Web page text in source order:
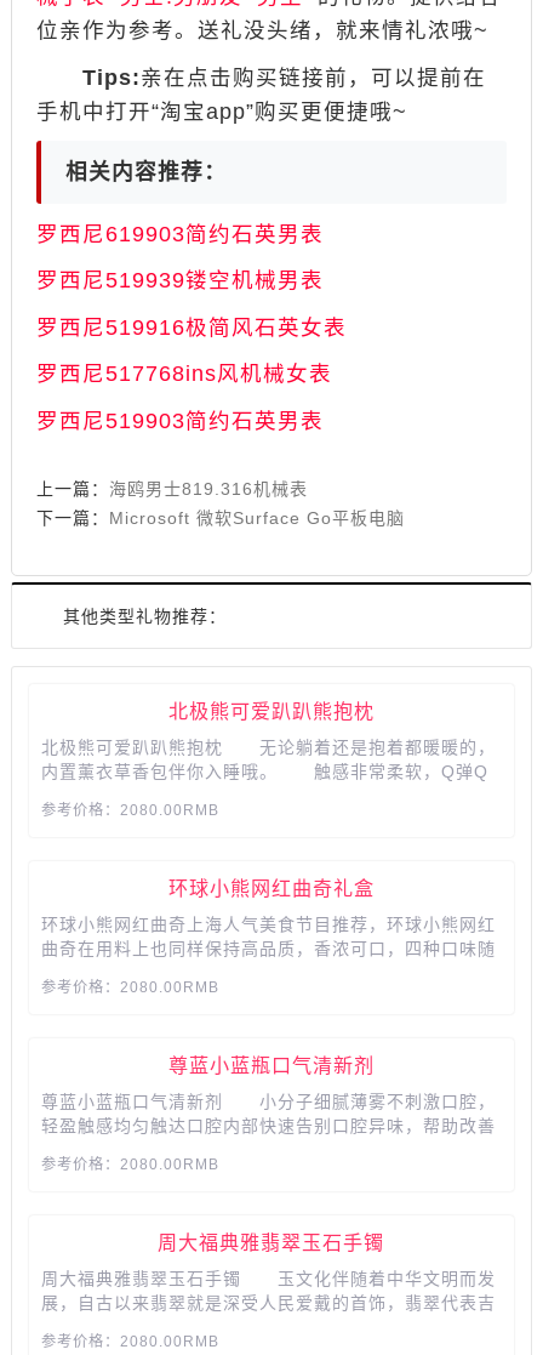
位亲作为参考。送礼没头绪，就来情礼浓哦~
Tips:亲在点击购买链接前，可以提前在
手机中打开“淘宝app”购买更便捷哦~
相关内容推荐：
罗西尼619903简约石英男表
​​​​​​​罗西尼519939镂空机械男表
​​​​​​​罗西尼519916极简风石英女表
罗西尼517768ins风机械女表
罗西尼519903简约石英男表
上一篇： 海鸥男士819.316机械表
下一篇： Microsoft 微软Surface Go平板电脑
其他类型礼物推荐：
北极熊可爱趴趴熊抱枕
北极熊可爱趴趴熊抱枕 无论躺着还是抱着都暖暖的，
内置薰衣草香包伴你入睡哦。 触感非常柔软，Q弹Q
弹，无异味，不掉色，睡觉是一件幸福的事 心心念念
参考价格：2080.00RMB
环球小熊网红曲奇礼盒
环球小熊网红曲奇上海人气美食节目推荐，环球小熊网红
曲奇在用料上也同样保持高品质，香浓可口，四种口味随
老少皆宜的一款零食。是送给大小朋友的上佳礼物。...
参考价格：2080.00RMB
尊蓝小蓝瓶口气清新剂
尊蓝小蓝瓶口气清新剂 小分子细腻薄雾不刺激口腔，
轻盈触感均匀触达口腔内部快速告别口腔异味，帮助改善
参考价格：2080.00RMB
周大福典雅翡翠玉石手镯
周大福典雅翡翠玉石手镯 玉文化伴随着中华文明而发
展，自古以来翡翠就是深受人民爱戴的首饰，翡翠代表吉
参考价格：2080.00RMB